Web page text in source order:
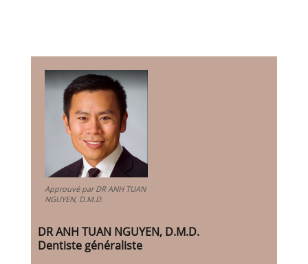
Approuvé par DR ANH TUAN
NGUYEN, D.M.D.
DR ANH TUAN NGUYEN, D.M.D.
Dentiste généraliste